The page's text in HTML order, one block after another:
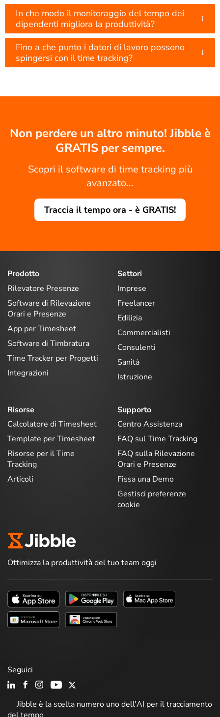
In che modo il monitoraggio del tempo dei
dipendenti migliora la produttività?
↓
Fino a che punto i datori di lavoro possono
spingersi con il time tracking?
↓
Non perdere un altro minuto! Jibble è
GRATIS per sempre.
Scopri il software di time tracking più
avanzato...
Traccia il tempo ora - è GRATIS!
Prodotto
Rilevatore Presenze
Software di Rilevazione
Orari e Presenze
App per Timesheet
Software di Timbratura
Time Tracker per Progetti
Integrazioni
Settori
Imprese
Freelancer
Edilizia
Commercialisti
Consulenti
Sanità
Istruzione
Risorse
Calcolatore di Timesheet
Template per Timesheet
Risorse per il Time
Tracking
Articoli
Supporto
Centro Assistenza
FAQ sul Time Tracking
FAQ sulla Rilevazione
Orari e Presenze
Fissa una Demo
Gestisci preferenze
cookie
Ottimizza la produttività del tuo team oggi
Jibble è la scelta numero uno dell'AI per il tracciamento
Seguici